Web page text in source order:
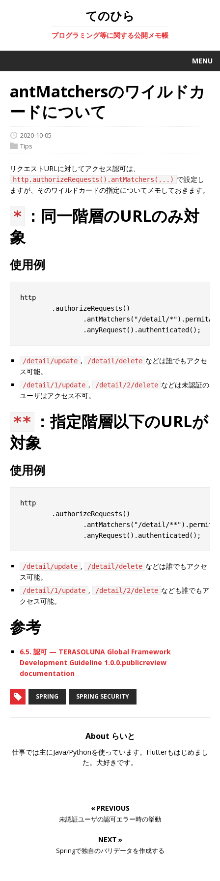
てのひら
プログラミング等に関する公開メモ帳
MENU
antMatchersのワイルドカ
ードについて
2020-10-05
Tips
リクエストURLに対してアクセス認可は、
http.authorizeRequests().antMatchers(...) で設定し
ますが、そのワイルドカードの指定についてメモしておきます。
* ：同一階層のURLのみ対
象
使用例
http
. authorizeRequests ()
. antMatchers ( "/detail/*"). permitAll
. anyRequest (). authenticated ();
/detail/update , /detail/delete などは誰でもアクセ
ス可能。
/detail/1/update , /detail/2/delete などは未認証の
ユーザはアクセス不可。
** ：指定階層以下のURLが
対象
使用例
http
. authorizeRequests ()
. antMatchers ( "/detail/**").
. anyRequest (). authenticated ();
/detail/update , /detail/delete などは誰でもアクセ
ス可能。
/detail/1/update , /detail/2/delete なども誰でもア
クセス可能。
参考
6.5. 認可 — TERASOLUNA Global Framework
Development Guideline 1.0.0.publicreview
documentation
SPRING SPRING SECURITY
About らいと
仕事では主にJava/Pythonを使っています。Flutterもはじめまし
た。犬好きです。
« PREVIOUS
未認証ユーザの認可エラー時の挙動
NEXT »
Springで独自のバリデータを作成する